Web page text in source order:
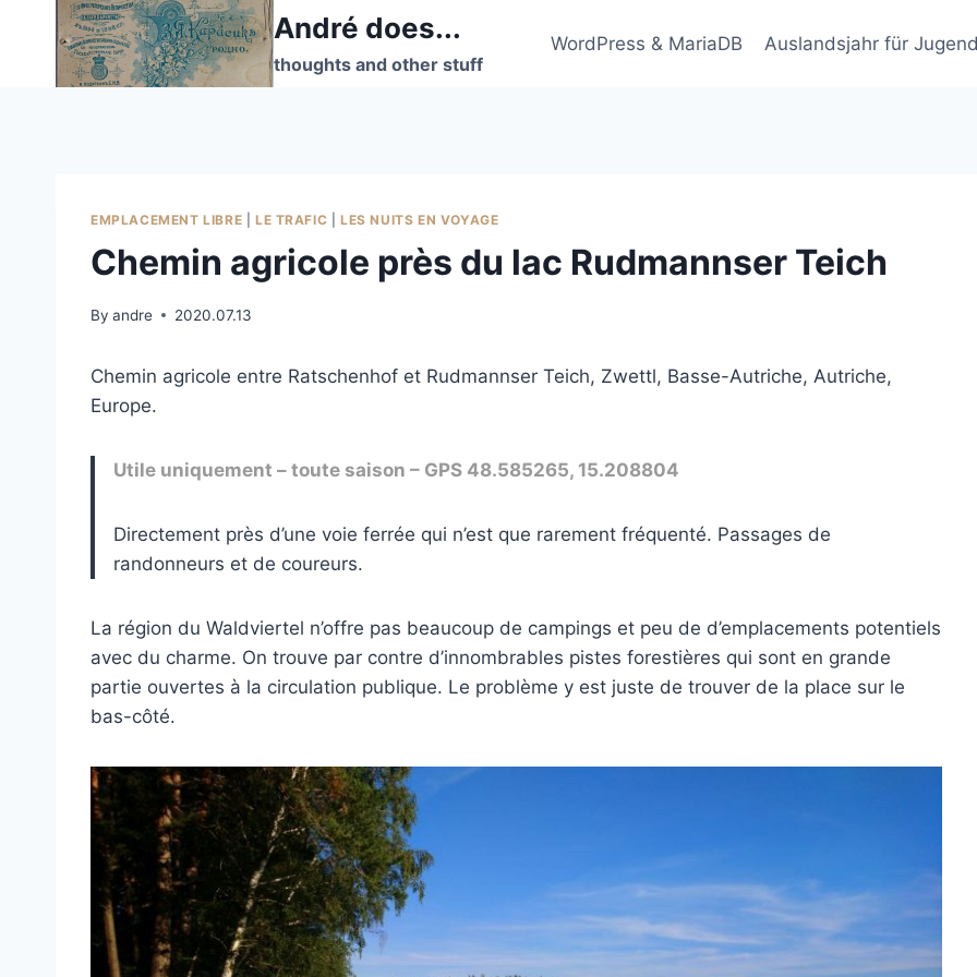
André does...
thoughts and other stuff
WordPress & MariaDB Auslandsjahr für
EMPLACEMENT LIBRE LE TRAFIC |LES NUITS EN VOYAGE
Chemin agricole près du lac Rudmannser Teich
By andre 2020.07.13
Chemin agricole entre Ratschenhof et Rudmannser Teich, Zwettl, Basse-Autriche, Autriche,
Europe.
Utile uniquement – toute saison – GPS 48.585265, 15.208804
Directement près d’une voie ferrée qui n’est que rarement fréquenté. Passages de
randonneurs et de coureurs.
La région du Waldviertel n’offre pas beaucoup de campings et peu de d’emplacements potentiels
avec du charme. On trouve par contre d’innombrables pistes forestières qui sont en grande
partie ouvertes à la circulation publique. Le problème y est juste de trouver de la place sur le
bas-côté.